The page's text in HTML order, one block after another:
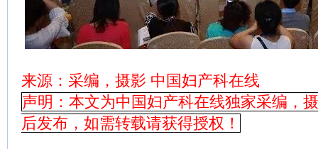
来源：采编，摄影 中国妇产科在线
声明：本文为中国妇产科在线独家采编，
后发布，如需转载请获得授权！